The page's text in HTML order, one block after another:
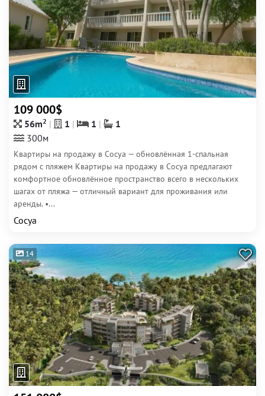
109 000$
56m2 1 1
1
300м
Квартиры на продажу в Сосуа — обновлённая 1-спальная
рядом с пляжем Квартиры на продажу в Сосуа предлагают
комфортное обновлённое пространство всего в нескольких
шагах от пляжа — отличный вариант для проживания или
аренды. •...
Сосуа
14